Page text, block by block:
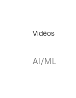
Vidéos
AI/ML